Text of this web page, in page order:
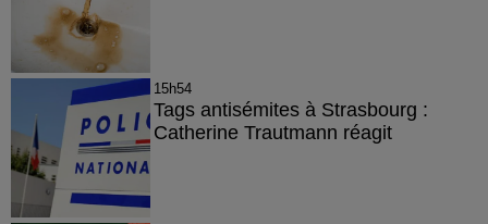
15h54
Tags antisémites à Strasbourg :
Catherine Trautmann réagit